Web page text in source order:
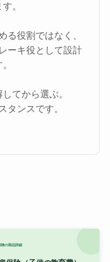
。
る役割ではなく、
ーキ役として設計
てから選ぶ。
タンスです。